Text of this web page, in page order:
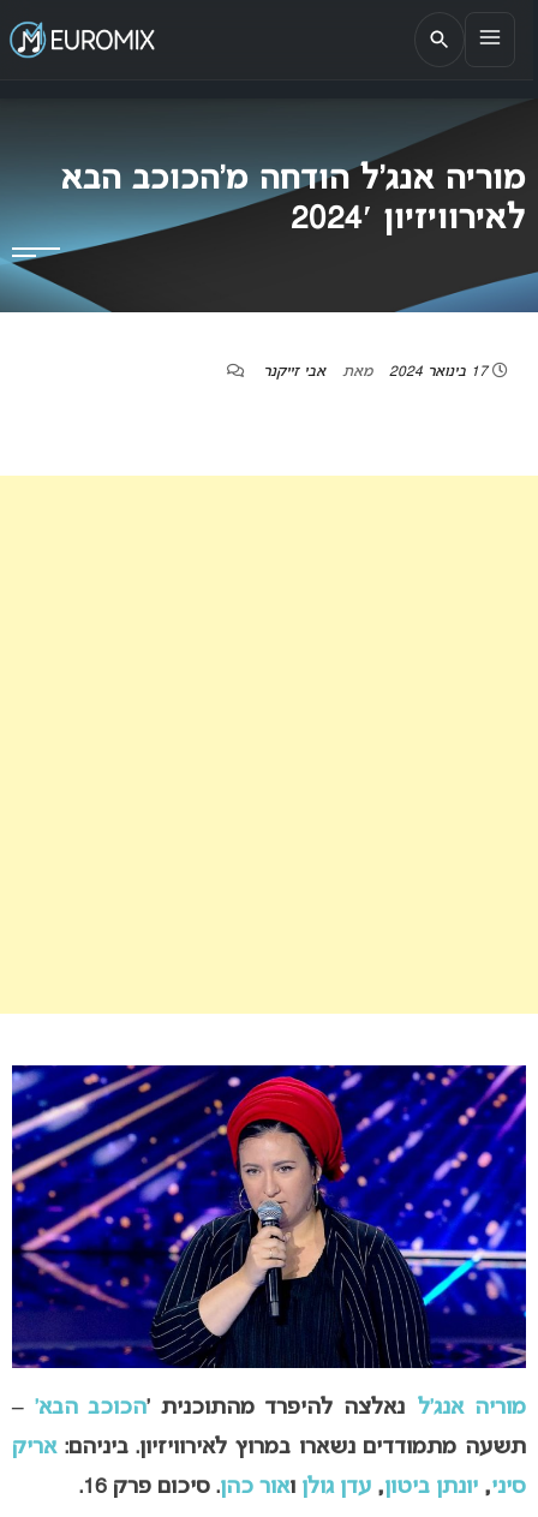
EUROMIX
אתר הבית של האירוויזיון בישראל
מוריה אנג’ל הודחה מ’הכוכב הבא
לאירוויזיון 2024′
17 בינואר 2024 מאת אבי זייקנר
מוריה אנג’ל נאלצה להיפרד מהתוכנית ‘ הכוכב הבא’–
תשעה מתמודדים נשארו במרוץ לאירוויזיון. ביניהם: אריק
סיני, יונתן ביטון, עדן גולןואור כהן. סיכום פרק 16.